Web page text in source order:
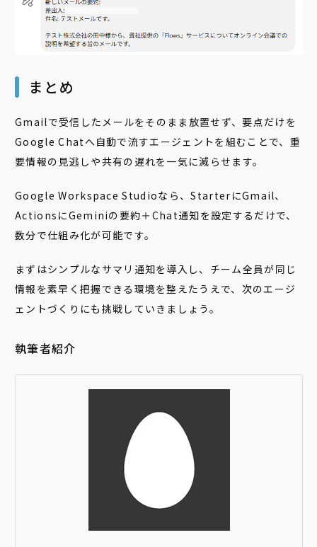
まとめ
Gmailで受信したメールをそのまま放置せず、要点だけを
Google Chatへ自動で流すエージェントを組むことで、重
要情報の見逃しや共有の遅れを一気に減らせます。
Google Workspace Studioなら、StarterにGmail、
ActionsにGeminiの要約＋Chat通知を設定するだけで、
数分で仕組み化が可能です。
まずはシンプルなサマリ通知を導入し、チーム全員が同じ
情報を素早く把握できる環境を整えたうえで、次のエージ
ェントづくりにも挑戦していきましょう。
執筆者紹介